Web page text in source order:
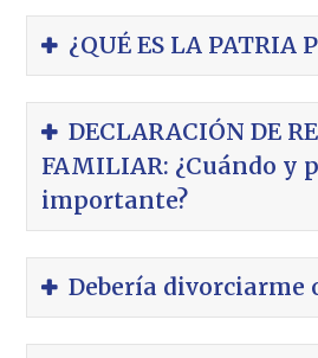
¿QUÉ ES LA PATRIA
DECLARACIÓN DE
FAMILIAR: ¿Cuándo y
importante?
Debería divorciarme